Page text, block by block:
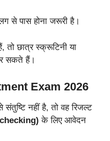
से पास होना जरूरी है।
छात्र स्क्रूटिनी या
सकते हैं।
Exam 2026
नहीं है, तो वह रिजल्ट
के लिए आवेदन